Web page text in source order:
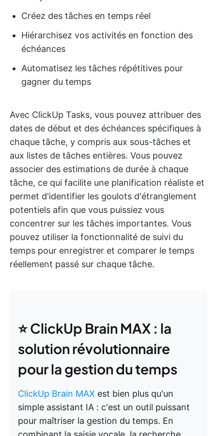
Créez des tâches en temps réel
Hiérarchisez vos activités en fonction des
échéances
Automatisez les tâches répétitives pour
gagner du temps
Avec ClickUp Tasks, vous pouvez attribuer des
dates de début et des échéances spécifiques à
chaque tâche, y compris aux sous-tâches et
aux listes de tâches entières. Vous pouvez
associer des estimations de durée à chaque
tâche, ce qui facilite une planification réaliste et
permet d'identifier les goulots d'étranglement
potentiels afin que vous puissiez vous
concentrer sur les tâches importantes. Vous
pouvez utiliser la fonctionnalité de suivi du
temps pour enregistrer et comparer le temps
réellement passé sur chaque tâche.
⭐ ClickUp Brain MAX : la
solution révolutionnaire
pour la gestion du temps
ClickUp Brain MAX est bien plus qu'un
simple assistant IA : c'est un outil puissant
pour maîtriser la gestion du temps. En